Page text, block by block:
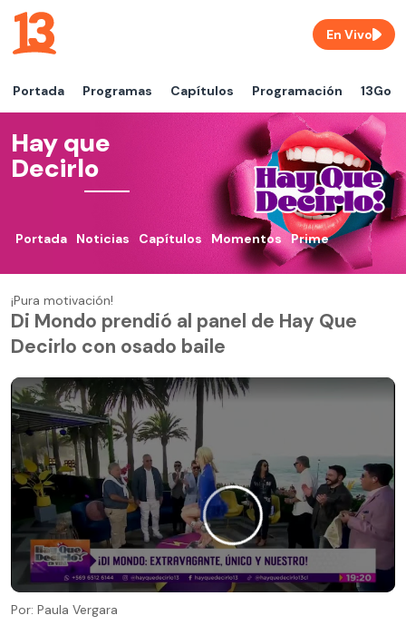
Portada Programas Capítulos Programación 13Go
En Vivo
Hay que
Decirlo
Portada Noticias Capítulos Momentos Prime
¡Pura motivación!
Di Mondo prendió al panel de Hay Que
Decirlo con osado baile
Por: Paula Vergara